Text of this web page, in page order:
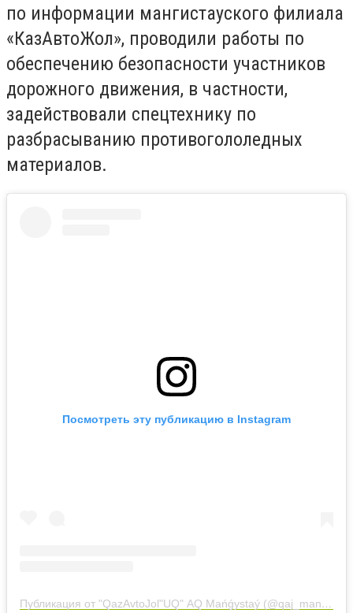
по информации мангистауского филиала
«КазАвтоЖол», проводили работы по
обеспечению безопасности участников
дорожного движения, в частности,
задействовали спецтехнику по
разбрасыванию противогололедных
материалов.
Посмотреть эту публикацию в Instagram
Публикация от "QazАvtoJol"UQ" АQ Mańǵystaý (@qaj_mangystau)